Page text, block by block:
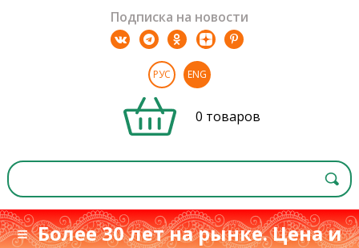
Подписка на новости
РУС ENG
0 товаров
≡ Более 30 лет на рынке. Цена и